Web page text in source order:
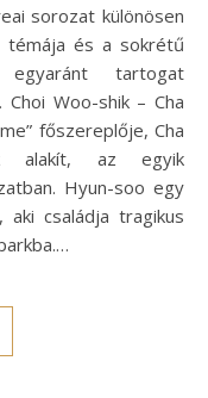
sorozat különösen
témája és a sokrétű
tartogat
Woo-shik – Cha
főszereplője, Cha
alakít, az egyik
Hyun-soo egy
családja tragikus